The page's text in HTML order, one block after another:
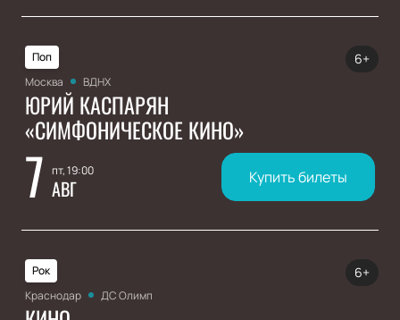
Поп
Москва
ВДНХ
ЮРИЙ КАСПАРЯН
«СИМФОНИЧЕСКОЕ КИНО»
7 пт, 19:00
АВГ
6+
Купить билеты
Рок
Краснодар
ДС Олимп
6+